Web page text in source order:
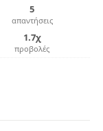
5
απαντήσεις
1.7χ
προβολές